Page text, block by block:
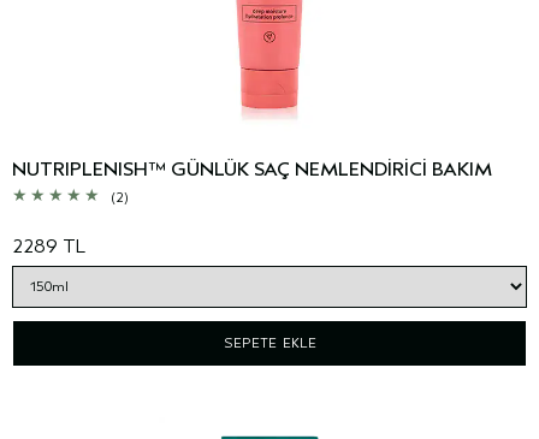
NUTRIPLENISH™ GÜNLÜK SAÇ NEMLENDİRİCİ BAKIM
(2)
2289 TL
SEPETE EKLE